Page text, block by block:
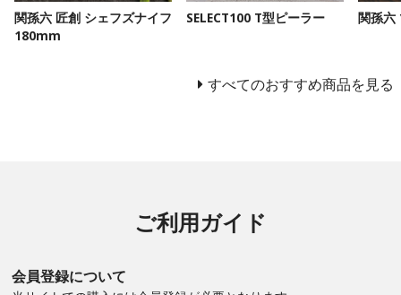
関孫六 匠創 シェフズナイフ
180mm
SELECT100 T型ピーラー 関孫六
すべてのおすすめ商品を見る
ご利用ガイド
会員登録について